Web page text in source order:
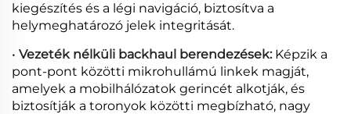
kiegészítés és a légi navigáció, biztosítva a
helymeghatározó jelek integritását.
• Vezeték nélküli backhaul berendezések: Képzik a
pont-pont közötti mikrohullámú linkek magját,
amelyek a mobilhálózatok gerincét alkotják, és
biztosítják a toronyok közötti megbízható, nagy